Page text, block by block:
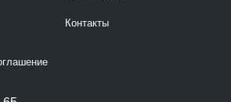
Контакты